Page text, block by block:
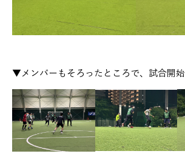
▼メンバーもそろったところで、試合開始